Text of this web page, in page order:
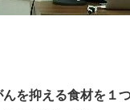
を抑える食材を１